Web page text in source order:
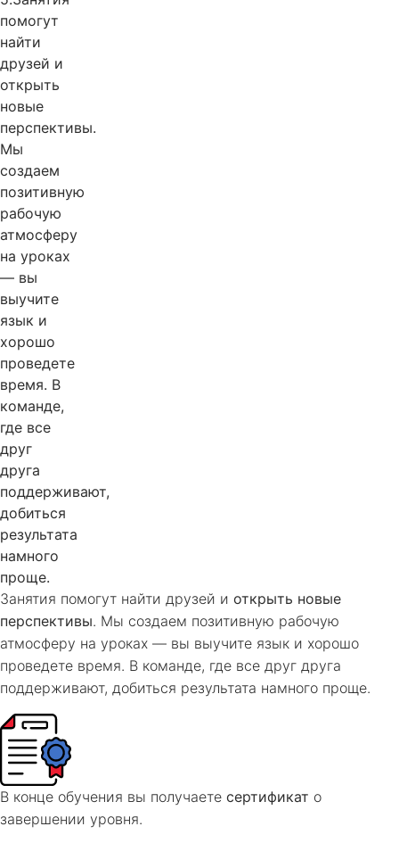
Занятия помогут найти друзей и открыть новые
перспективы. Мы создаем позитивную рабочую
атмосферу на уроках — вы выучите язык и хорошо
проведете время. В команде, где все друг друга
поддерживают, добиться результата намного проще.
В конце обучения вы получаете сертификат о
завершении уровня.